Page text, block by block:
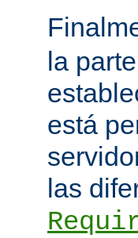
la
está
las